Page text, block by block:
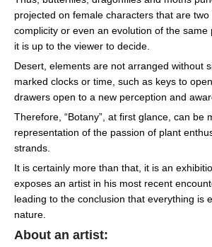
projected on female characters that are two
complicity or even an evolution of the same
it is up to the viewer to decide.
Desert, elements are not arranged without
marked clocks or time, such as keys to
drawers open to a new perception and
Therefore, “Botany”, at first glance, can be
representation of the passion of plant
strands.
It is certainly more than that, it is an
exposes an artist in his most recent
leading to the conclusion that everything is
nature.
About an artist: